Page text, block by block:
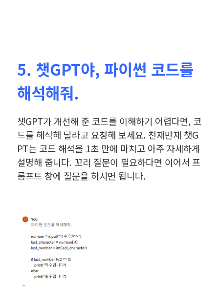
5. 챗GPT야, 파이썬 코드를
해석해줘.
챗GPT가 개선해 준 코드를 이해하기 어렵다면, 코
드를 해석해 달라고 요청해 보세요. 천재만재 챗G
PT는 코드 해석을 1초 만에 마치고 아주 자세하게
설명해 줍니다. 꼬리 질문이 필요하다면 이어서 프
롬프트 창에 질문을 하시면 됩니다.